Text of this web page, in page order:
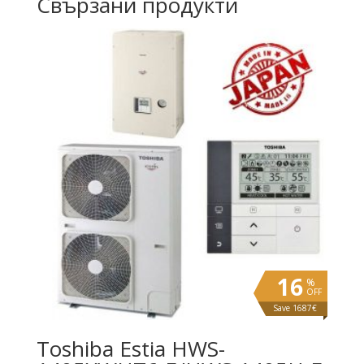
%
OFF
16
Save 1687€
Toshiba Estia HWS-